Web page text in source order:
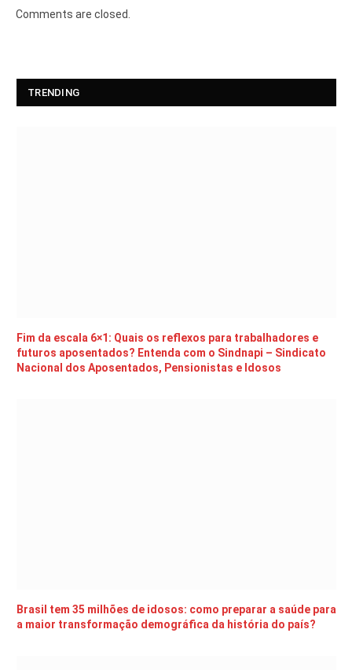
Comments are closed.
TRENDING
Fim da escala 6×1: Quais os reflexos para trabalhadores e
futuros aposentados? Entenda com o Sindnapi – Sindicato
Nacional dos Aposentados, Pensionistas e Idosos
Brasil tem 35 milhões de idosos: como preparar a saúde para
a maior transformação demográfica da história do país?